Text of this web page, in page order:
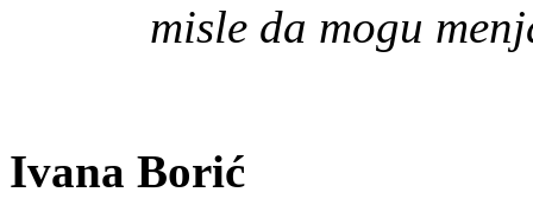
misle da mogu
Ivana Borić